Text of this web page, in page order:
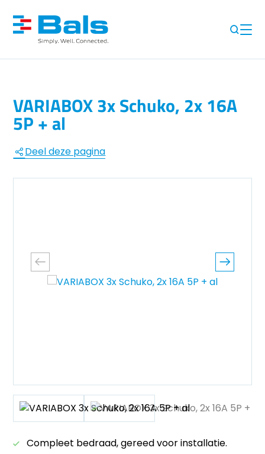
VARIABOX 3x Schuko, 2x 16A
5P + al
Deel deze pagina
Compleet bedraad, gereed voor installatie.